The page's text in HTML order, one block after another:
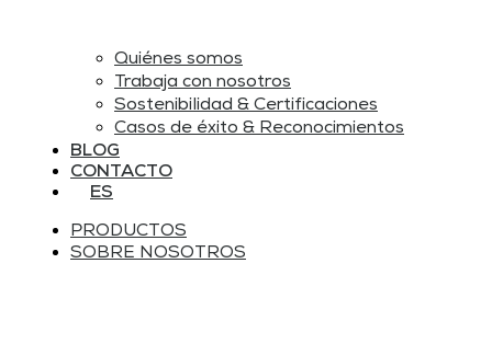
Quiénes somos
Trabaja con nosotros
Sostenibilidad & Certificaciones
Casos de éxito & Reconocimientos
BLOG
CONTACTO
ES
PRODUCTOS
SOBRE NOSOTROS